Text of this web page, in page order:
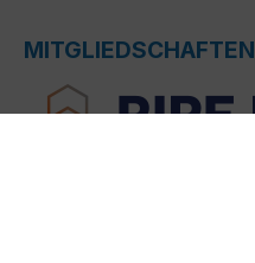
MITGLIEDSCHAFTEN